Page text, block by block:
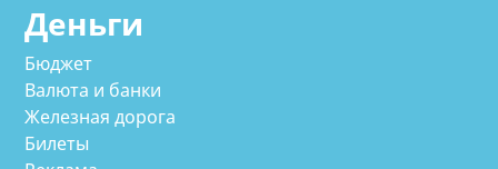
Деньги
Бюджет
Валюта и банки
Железная дорога
Билеты